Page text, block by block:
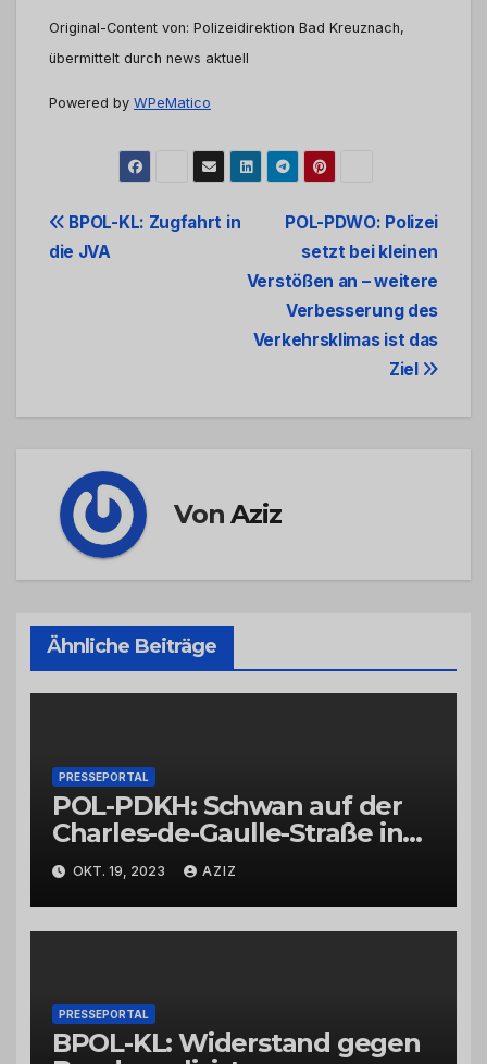
Original-Content von: Polizeidirektion Bad Kreuznach,
übermittelt durch news aktuell
Powered by WPeMatico
Beitrags-
POL-PDWO: Polizei
setzt bei kleinen
Verstößen an – weitere
Verbesserung des
Verkehrsklimas ist das
Ziel
BPOL-KL: Zugfahrt in
die JVA
VonAziz
Ähnliche Beiträge
PRESSEPORTAL
POL-PDKH: Schwan auf der
Charles-de-Gaulle-Straße in
Bad Kreuznach beeinflusst
Feierabendverkehr
OKT. 19, 2023 AZIZ
PRESSEPORTAL
BPOL-KL: Widerstand gegen